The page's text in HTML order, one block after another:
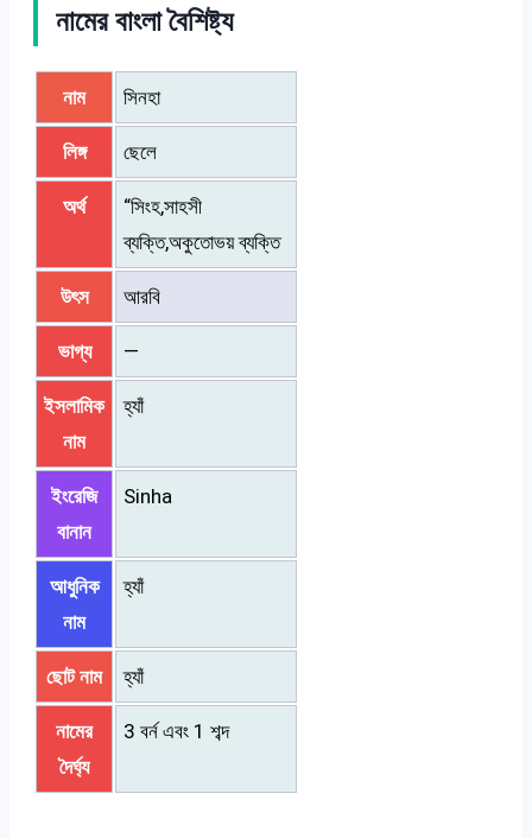
নামের বাংলা বৈশিষ্ট্য
নাম সিনহা
লিঙ্গ ছেলে
অর্থ
“সিংহ,সাহসী
ব্যক্তি,অকুতোভয় ব্যক্তি
উৎস আরবি
ভাগ্য —
ইসলামিক
নাম
হ্যাঁ
ইংরেজি
বানান
Sinha
আধুনিক
নাম
হ্যাঁ
ছোট নাম হ্যাঁ
নামের
দৈর্ঘ্য
3 বর্ন এবং 1 শব্দ